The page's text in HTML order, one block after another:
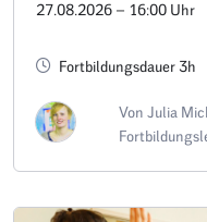
27.08.2026 – 16:00 Uhr
Fortbildungsdauer 3h
Von Julia